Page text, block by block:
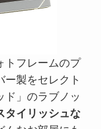
トフレームのプ
ー製をセレクト
ド」のラブノッ
タイリッシュな